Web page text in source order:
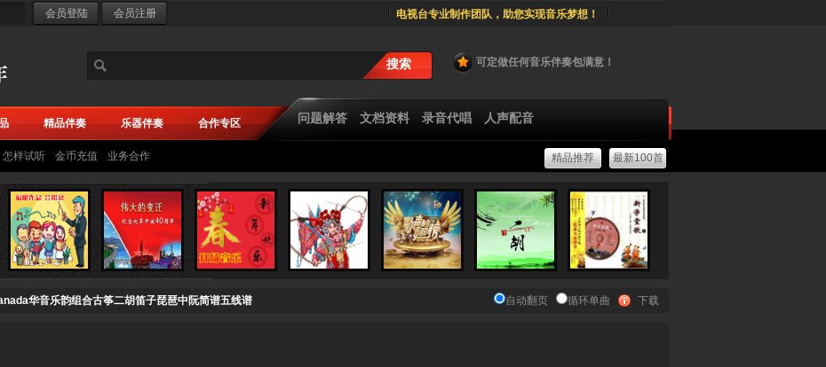
电视台专业制作团队，助您实现音乐梦想！
可定做任何音乐伴奏包满意！
精品伴奏 乐器伴奏 合作专区 问题解答 文档资料 录音代唱 人声配音
精品推荐 最新100首
怎样试听 金币充值 业务合作
自动翻页 循环单曲 下载
华音乐韵组合古筝二胡笛子琵琶中阮简谱五线谱